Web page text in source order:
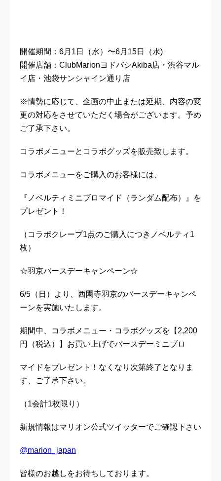
開催期間：6月1日（水）〜6月15日（水)
開催店舗：ClubMarionヨドバシAkiba店・渋谷マル
イ店・池袋サンシャイン通り店
※情勢に応じて、企画の中止または延期、内容の変
更の対応をさせていただく場合がございます。予め
ご了承下さい。
コラボメニューとコラボグッズを販売致します。
コラボメニューをご購入のお客様には、
『ノベルティミニブロマイド（ランダム配布）』を
プレゼント！
（コラボクレープ1点のご購入につきノベルティ1
枚）
☆羽京バースデーキャンペーン☆
6/5（日）より、西園寺羽京のバースデーキャンペ
ーンを実施いたします。
期間中、コラボメニュー・コラボグッズを【2,200
円（税込）】お買い上げでバースデーミニブロ
マイドをプレゼント！なくなり次第終了となりま
す、ご了承下さい。
（1会計1枚限り）
新規情報はマリオン公式ツイッターでご確認下さい
@marion_japan
皆様のお越しをお待ちしております。